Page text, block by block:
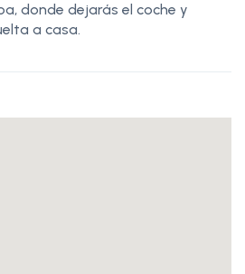
donde dejarás el coche y
a casa.